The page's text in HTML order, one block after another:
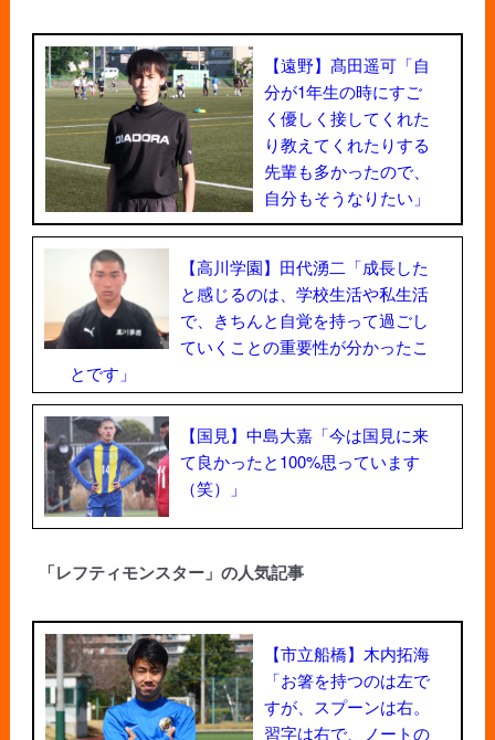
【遠野】髙田遥可「自
分が1年生の時にすご
く優しく接してくれた
り教えてくれたりする
先輩も多かったので、
自分もそうなりたい」
【高川学園】田代湧二「成長した
と感じるのは、学校生活や私生活
で、きちんと自覚を持って過ごし
ていくことの重要性が分かったこ
とです」
【国見】中島大嘉「今は国見に来
て良かったと100%思っています
（笑）」
「レフティモンスター」の人気記事
【市立船橋】木内拓海
「お箸を持つのは左で
すが、スプーンは右。
習字は右で、ノートの